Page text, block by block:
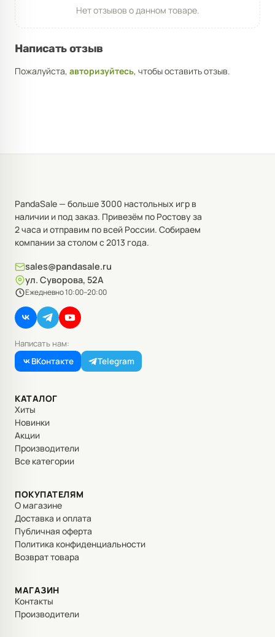
Нет отзывов о данном товаре.
Написать отзыв
Пожалуйста, авторизуйтесь, чтобы оставить отзыв.
PandaSale — больше 3000 настольных игр в
наличии и под заказ. Привезём по Ростову за
2 часа и отправим по всей России. Собираем
компании за столом с 2013 года.
sales@pandasale.ru
ул. Суворова, 52А
Ежедневно 10:00–20:00
Написать нам:
ВКонтакте
Telegram
КАТАЛОГ
Хиты
Новинки
Акции
Производители
Все категории
ПОКУПАТЕЛЯМ
О магазине
Доставка и оплата
Публичная оферта
Политика конфиденциальности
Возврат товара
МАГАЗИН
Контакты
Производители